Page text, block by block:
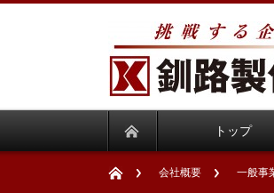
トップ
会社概要 一般事